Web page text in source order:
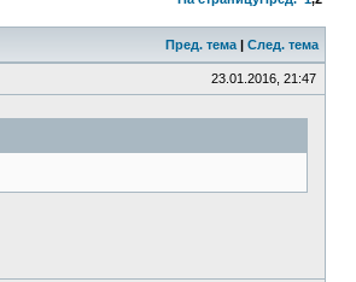
Пред. тема | След. тема
23.01.2016, 21:47